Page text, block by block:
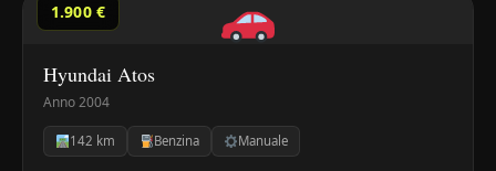
1.900 €
Hyundai Atos
Anno 2004
142 km Benzina Manuale